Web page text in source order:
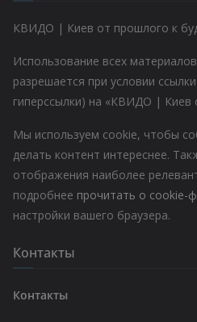
КВИДО | Киев от прошлого к
Использование всех
разрешается при условии
гиперссылки) на «КВИДО | Киев
Мы используем cookie, чтобы
делать контент интереснее.
отображения наиболее
подробнее прочитать о cookie-
настройки вашего браузера.
Контакты
Контакты